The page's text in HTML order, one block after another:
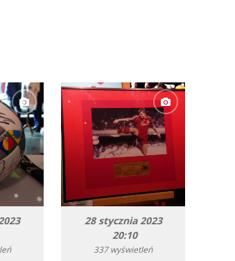
28 stycznia 2023
20:10
337 wyświetleń